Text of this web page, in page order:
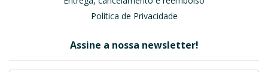
Política de Privacidade
Assine a nossa newsletter!